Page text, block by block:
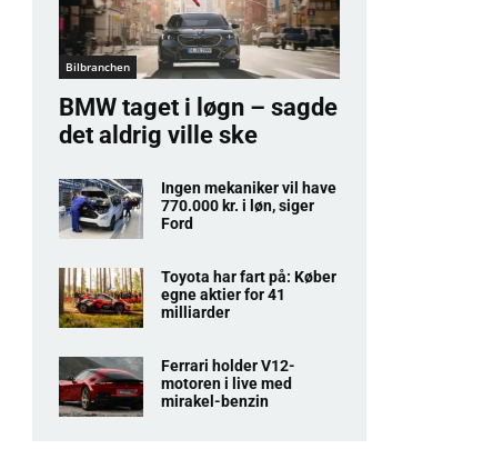
Bilbranchen
BMW taget i løgn – sagde
det aldrig ville ske
Ingen mekaniker vil have
770.000 kr. i løn, siger
Ford
Toyota har fart på: Køber
egne aktier for 41
milliarder
Ferrari holder V12-
motoren i live med
mirakel-benzin